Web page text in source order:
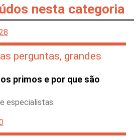
nesta categoria
perguntas, grandes
primos e por que são
especialistas.